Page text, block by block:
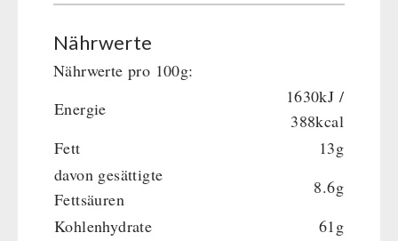
Nährwerte
Nährwerte pro 100g:
Energie
1630kJ /
388kcal
Fett
13g
davon gesättigte
Fettsäuren
8.6g
Kohlenhydrate
61g